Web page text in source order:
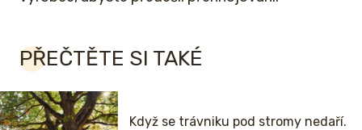
PŘEČTĚTE SI TAKÉ
Když se trávniku pod stromy nedaří.